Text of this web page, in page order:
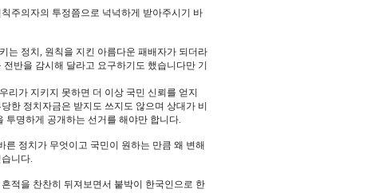
주의자의 투정쯤으로 넉넉하게 받아주시기 바
는 정치, 원칙을 지킨 아름다운 패배자가 되더라
반을 감시해 달라고 요구하기도 했습니다만 기
리가 지키지 못하면 더 이상 국민 신뢰를 얻지
한 정치자금은 받지도 쓰지도 않으며 상대가 비
투명하게 공개하는 선거를 해야만 합니다.
정치가 무엇이고 국민이 원하는 만큼 왜 변해
니다.
적을 찬찬히 뒤져보면서 붙박이 한국인으로 한